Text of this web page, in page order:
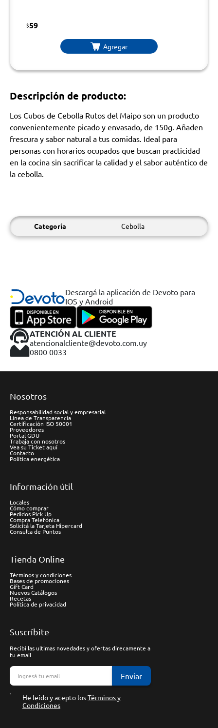
$59
Agregar
Descripción de producto:
Los Cubos de Cebolla Rutos del Maipo son un producto
convenientemente picado y envasado, de 150g. Añaden
frescura y sabor natural a tus comidas. Ideal para
personas con horarios ocupados que buscan practicidad
en la cocina sin sacrificar la calidad y el sabor auténtico de
la cebolla.
Categoría Cebolla
Descargá la aplicación de Devoto para
IOS y Android
ATENCIÓN AL CLIENTE
atencionalcliente@devoto.com.uy
0800 0033
Nosotros
Responsabilidad social y empresarial
Línea de Transparencia
Certificación ISO 50001
Proveedores
Portal GDU
Trabaja con nosotros
Vea su Ticket aquí
Contacto
Política energética
Información útil
Locales
Cómo comprar
Pedidos Pick Up
Compra Telefónica
Solicitá la Tarjeta Hipercard
Consulta de Puntos
Tienda Online
Términos y condiciones
Bases de promociones
Gift Card
Nuevos Catálogos
Recetas
Política de privacidad
Suscríbite
Recibí las ultimas novedades y ofertas direcamente a
tu email
Enviar
He leído y acepto losTérminos y
Condiciones